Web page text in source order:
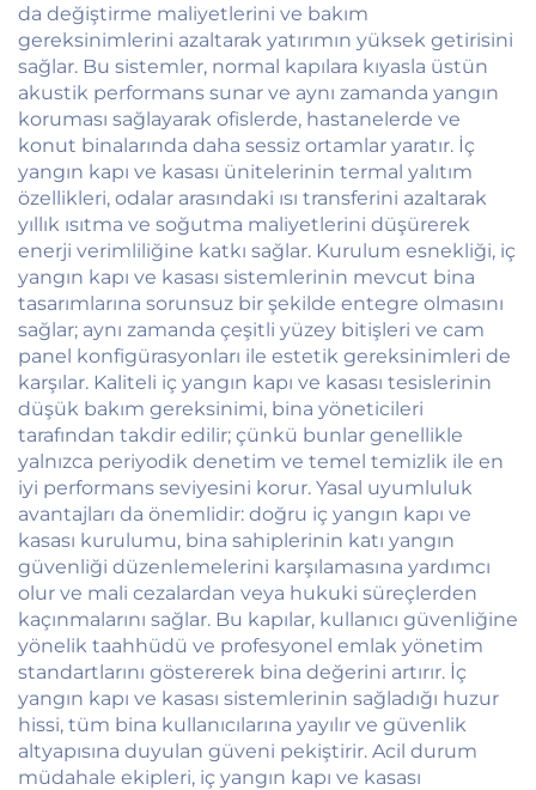
da değiştirme maliyetlerini ve bakım
gereksinimlerini azaltarak yatırımın yüksek getirisini
sağlar. Bu sistemler, normal kapılara kıyasla üstün
akustik performans sunar ve aynı zamanda yangın
koruması sağlayarak ofislerde, hastanelerde ve
konut binalarında daha sessiz ortamlar yaratır. İç
yangın kapı ve kasası ünitelerinin termal yalıtım
özellikleri, odalar arasındaki ısı transferini azaltarak
yıllık ısıtma ve soğutma maliyetlerini düşürerek
enerji verimliliğine katkı sağlar. Kurulum esnekliği, iç
yangın kapı ve kasası sistemlerinin mevcut bina
tasarımlarına sorunsuz bir şekilde entegre olmasını
sağlar; aynı zamanda çeşitli yüzey bitişleri ve cam
panel konfigürasyonları ile estetik gereksinimleri de
karşılar. Kaliteli iç yangın kapı ve kasası tesislerinin
düşük bakım gereksinimi, bina yöneticileri
tarafından takdir edilir; çünkü bunlar genellikle
yalnızca periyodik denetim ve temel temizlik ile en
iyi performans seviyesini korur. Yasal uyumluluk
avantajları da önemlidir: doğru iç yangın kapı ve
kasası kurulumu, bina sahiplerinin katı yangın
güvenliği düzenlemelerini karşılamasına yardımcı
olur ve mali cezalardan veya hukuki süreçlerden
kaçınmalarını sağlar. Bu kapılar, kullanıcı güvenliğine
yönelik taahhüdü ve profesyonel emlak yönetim
standartlarını göstererek bina değerini artırır. İç
yangın kapı ve kasası sistemlerinin sağladığı huzur
hissi, tüm bina kullanıcılarına yayılır ve güvenlik
altyapısına duyulan güveni pekiştirir. Acil durum
müdahale ekipleri, iç yangın kapı ve kasası